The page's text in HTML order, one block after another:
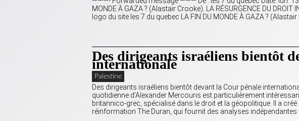
MONDE À GAZA ? (Alastair Crooke). LA RÉSURGENCE DU
logo du site les 7 du quebec LA FIN DU MONDE À GAZA ?
Des dirigeants israéliens bientôt
internationale
Palestine
Des dirigeants israéliens bientôt devant la Cour pénale
quotidienne d’Alexander Mercouris est particulièrement
britannico-grec, spécialisé dans le droit et la géopolitique. Il a
réinformation The Duran, qui fournit des analyses indépendantes